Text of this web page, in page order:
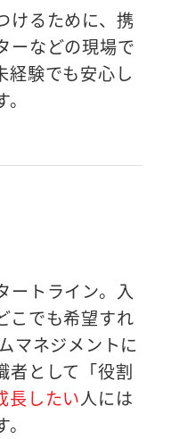
けるために、携
ーなどの現場で
経験でも安心し
ートライン。入
こでも希望すれ
マネジメントに
者として「役割
長したい人には